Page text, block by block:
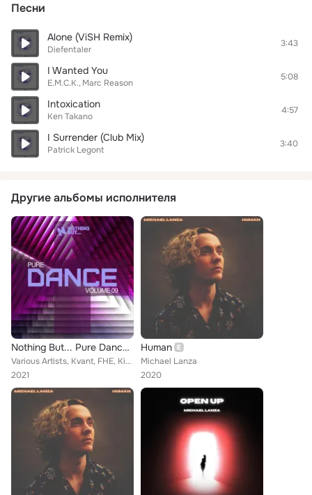
Песни
Alone (ViSH Remix)
Diefentaler
3:43
I Wanted You
E.M.C.K. Marc Reason
5:08
Intoxication
Ken Takano
4:57
I Surrender (Club Mix)
Patrick Legont
3:40
Другие альбомы исполнителя
Nothing But... Pure Dance, Vol. 09
Various Artists, Kvant, FHE, Kidd Ross, DiMO (BG), Paul Parker, Erdem Gul, My Secret Garden, DJ Aristocrat, Dan Kers, Lau Kid, H...
2021
Human
Michael Lanza
2020